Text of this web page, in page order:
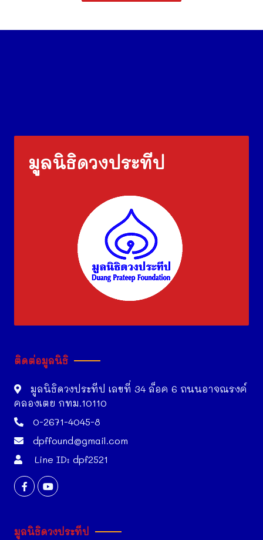
มูลนิธิดวงประทีป
ติดต่อมูลนิธิ
มูลนิธิดวงประทีป เลขที่ 34 ล็อค 6 ถนนอาจณรงค์
คลองเตย กทม.10110
0-2671-4045-8
dpffound@gmail.com
Line ID: dpf2521
มูลนิธิดวงประทีป